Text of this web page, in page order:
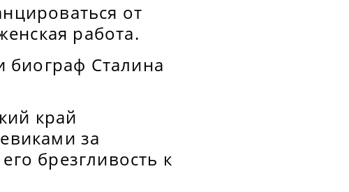
от
работа.
биограф Сталина
край
за
брезгливость к